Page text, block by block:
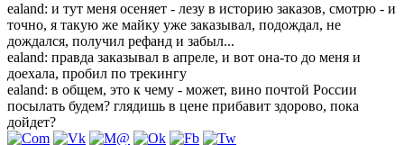
ealand: и тут меня осеняет - лезу в историю заказов, смотрю - и
точно, я такую же майку уже заказывал, подождал, не
дождался, получил рефанд и забыл...
ealand: правда заказывал в апреле, и вот она-то до меня и
доехала, пробил по трекингу
ealand: в общем, это к чему - может, вино почтой России
посылать будем? глядишь в цене прибавит здорово, пока
дойдет?